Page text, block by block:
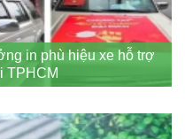
in phù hiệu xe hỗ trợ
TPHCM